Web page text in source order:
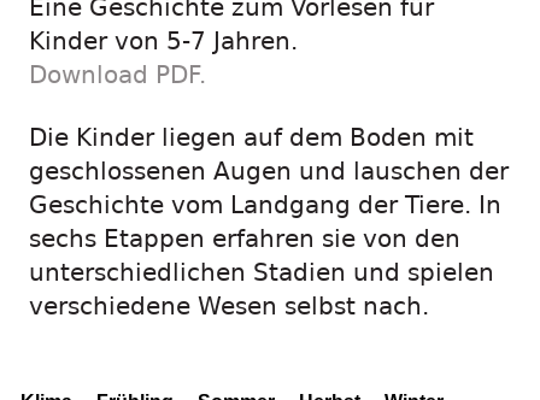
Eine Geschichte zum Vorlesen für
Kinder von 5-7 Jahren.
Download PDF.
Die Kinder liegen auf dem Boden mit
geschlossenen Augen und lauschen der
Geschichte vom Landgang der Tiere. In
sechs Etappen erfahren sie von den
unterschiedlichen Stadien und spielen
verschiedene Wesen selbst nach.